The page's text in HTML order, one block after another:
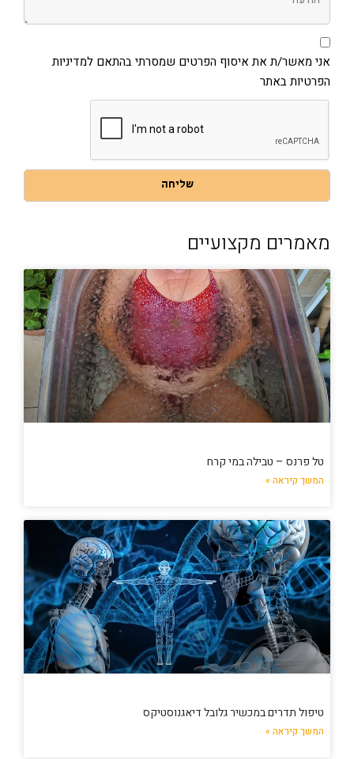
אני
מאשר/ת
את
הפרטים
שמסרתי
באתר
אני מאשר/ת את איסוף הפרטים שמסרתי בהתאם למדיניות
הפרטיות באתר
שליחה
מאמרים מקצועיים
טל פרנס – טבילה במי קרח
המשך קיראה »
טיפול תדרים במכשיר גלובל דיאגנוסטיקס
המשך קיראה »